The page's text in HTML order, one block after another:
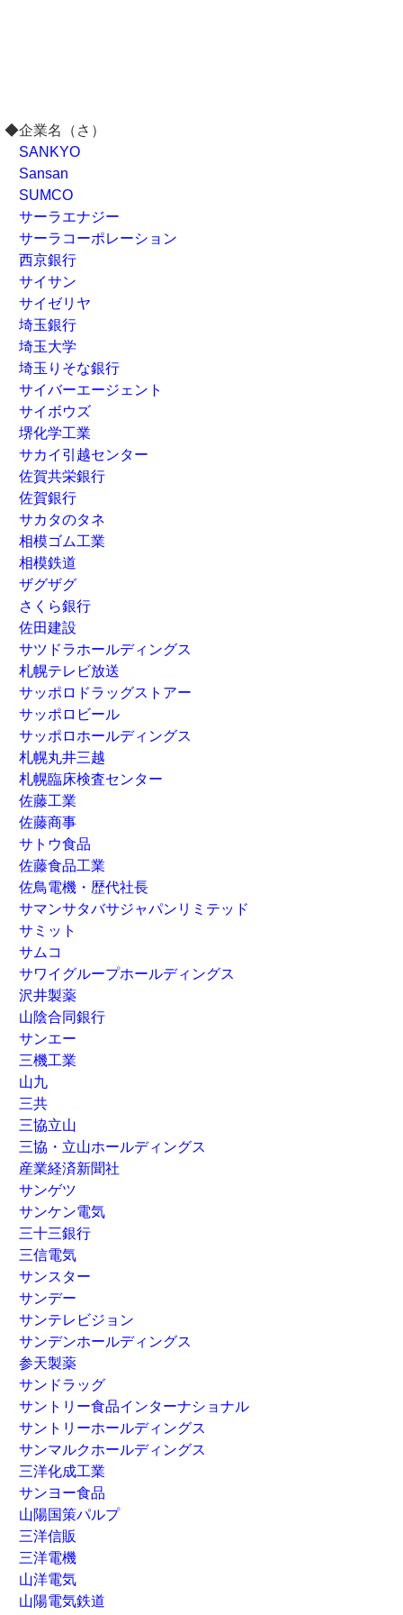
◆企業名（さ）
SANKYO
Sansan
SUMCO
サーラエナジー
サーラコーポレーション
西京銀行
サイサン
サイゼリヤ
埼玉銀行
埼玉大学
埼玉りそな銀行
サイバーエージェント
サイボウズ
堺化学工業
サカイ引越センター
佐賀共栄銀行
佐賀銀行
サカタのタネ
相模ゴム工業
相模鉄道
ザグザグ
さくら銀行
佐田建設
サツドラホールディングス
札幌テレビ放送
サッポロドラッグストアー
サッポロビール
サッポロホールディングス
札幌丸井三越
札幌臨床検査センター
佐藤工業
佐藤商事
サトウ食品
佐藤食品工業
佐鳥電機・歴代社長
サマンサタバサジャパンリミテッド
サミット
サムコ
サワイグループホールディングス
沢井製薬
山陰合同銀行
サンエー
三機工業
山九
三共
三協立山
三協・立山ホールディングス
産業経済新聞社
サンゲツ
サンケン電気
三十三銀行
三信電気
サンスター
サンデー
サンテレビジョン
サンデンホールディングス
参天製薬
サンドラッグ
サントリー食品インターナショナル
サントリーホールディングス
サンマルクホールディングス
三洋化成工業
サンヨー食品
山陽国策パルプ
三洋信販
三洋電機
山洋電気
山陽電気鉄道